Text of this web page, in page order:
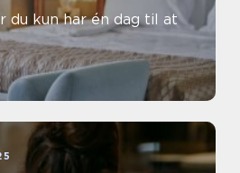
du kun har én dag til at